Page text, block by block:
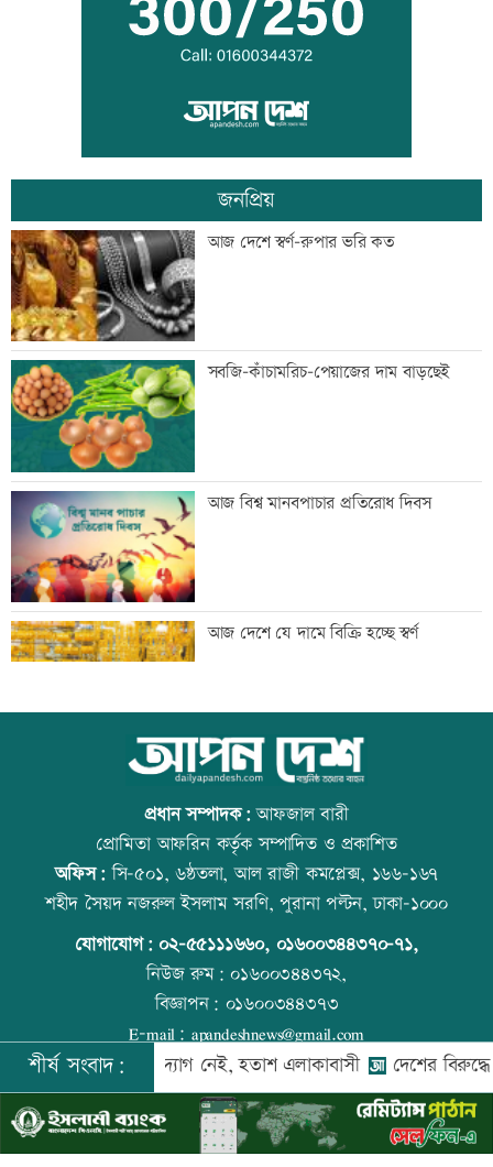
দুদকের মামলায় ঢাকা ব্যাংকের ৪ কর্মকর্তার
কারাদণ্ড
জিয়াউর রহমান দেশে প্রথম সবুজ বিপ্লবের
ডাক দিয়েছিলেন: পরিবেশমন্ত্রী
প্রথম শ্রেণিতে ভর্তি লটারিতে
মেঘনার ভাঙনরোধে জিও ব্যাগ প্রকল্পে
অনিয়ম, এলাকাবাসীর মানববন্ধন
বাংলাদেশি পাঁচ হাজার কৃষি শ্রমিক নেবে
ওমান
স্বর্ণ খাতকে আনুষ্ঠানিক কাঠামোয় আনছে
সরকার, মতামত চাইল মন্ত্রণালয়
গবেষণা-দক্ষতা উন্নয়নে বাংলাদেশ-অস্ট্রেলিয়ার
নতুন উদ্যোগ
বিমানবন্দরে বাড়ছে নিরাপত্তা, বসছে অ্যান্টি-
ড্রোন সিস্টেম
প্রশিক্ষণার্থীদের সনদ দিলো কালীগঞ্জ
জনপ্রিয়
আজ দেশে স্বর্ণ-রুপার ভরি কত
সবজি-কাঁচামরিচ-পেয়াজের দাম বাড়ছেই
আজ বিশ্ব মানবপাচার প্রতিরোধ দিবস
আজ দেশে যে দামে বিক্রি হচ্ছে স্বর্ণ
আজ বিশ্ব বন্ধু দিবস
প্রতিমন্ত্রীকে ঘিরে ভাইরাল ভিডিওতে ছবি
জুড়ে অপপ্রচার: এলিন
বিশ্ব মাতৃদুগ্ধ দিবস আজ
আজ স্বর্ণ-রুপা যে দামে বিক্রি হচ্ছে
প্রধান সম্পাদক:আফজাল বারী
প্রোমিতা আফরিন কর্তৃক সম্পাদিত ও প্রকাশিত
অফিস:সি-৫০১, ৬ষ্ঠতলা, আল রাজী কমপ্লেক্স, ১৬৬-১৬৭
শহীদ সৈয়দ নজরুল ইসলাম সরণি, পুরানা পল্টন, ঢাকা-১০০০
যোগাযোগ: ০২-৫৫১১১৬৬০, ০১৬০০৩৪৪৩৭০-৭১,
নিউজ রুম:০১৬০০৩৪৪৩৭২,
বিজ্ঞাপন: ০১৬০০৩৪৪৩৭৩
E-mail: apandeshnews@gmail.com
©২০২৬ |আপন দেশ ডটকমকর্তৃক সর্বসত্ব ® সংরক্ষিত | উন্নয়নে
ইমিথমেকারস.কম
শীর্ষ সংবাদ:
চালুর উদ্যোগ নেই, হতাশ এলাকাবাসী দেশের বিরুদ্ধে একটি